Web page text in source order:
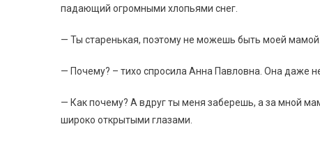
падающий огромными хлопьями снег.
— Ты старенькая, поэтому не можешь быть моей
— Почему? – тихо спросила Анна Павловна. Она даже
— Как почему? А вдруг ты меня заберешь, а за мной
широко открытыми глазами.